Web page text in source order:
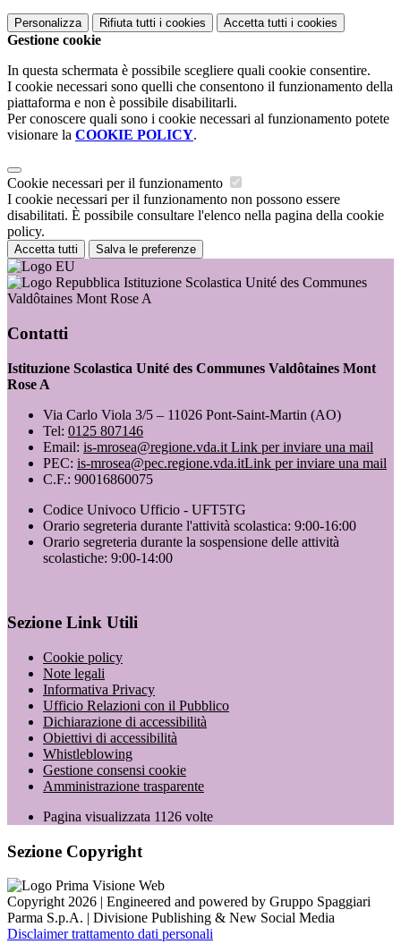
Personalizza Rifiuta tutti i cookies Accetta tutti i cookies
Gestione cookie
In questa schermata è possibile scegliere quali cookie consentire.
I cookie necessari sono quelli che consentono il funzionamento della
piattaforma e non è possibile disabilitarli.
Per conoscere quali sono i cookie necessari al funzionamento potete
visionare la COOKIE POLICY.
Cookie necessari per il funzionamento
I cookie necessari per il funzionamento non possono essere
disabilitati. È possibile consultare l'elenco nella pagina della cookie
policy.
Accetta tutti Salva le preferenze
Istituzione Scolastica Unité des Communes
Valdôtaines Mont Rose A
Contatti
Istituzione Scolastica Unité des Communes Valdôtaines Mont
Rose A
Via Carlo Viola 3/5 – 11026 Pont-Saint-Martin (AO)
Tel: 0125 807146
Email: is-mrosea@regione.vda.it Link per inviare una mail
PEC: is-mrosea@pec.regione.vda.itLink per inviare una mail
C.F.: 90016860075
Codice Univoco Ufficio - UFT5TG
Orario segreteria durante l'attività scolastica: 9:00-16:00
Orario segreteria durante la sospensione delle attività
scolastiche: 9:00-14:00
Sezione Link Utili
Cookie policy
Note legali
Informativa Privacy
Ufficio Relazioni con il Pubblico
Dichiarazione di accessibilità
Obiettivi di accessibilità
Whistleblowing
Gestione consensi cookie
Amministrazione trasparente
Pagina visualizzata 1126 volte
Sezione Copyright
Copyright 2026 | Engineered and powered by Gruppo Spaggiari
Parma S.p.A. | Divisione Publishing & New Social Media
Disclaimer trattamento dati personali